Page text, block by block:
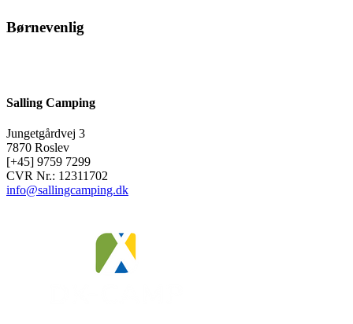
Børnevenlig
Salling Camping
Jungetgårdvej 3
7870 Roslev
[+45] 9759 7299
CVR Nr.: 12311702
info@sallingcamping.dk